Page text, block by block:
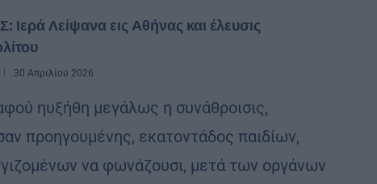
Λείψανα εις Αθήνας και έλευσις
30 Απριλίου 2026
ηυξήθη μεγάλως η συνάθροισις,
προηγουμένης, εκατοντάδος παιδίων,
να φωνάζουσι, μετά των οργάνων